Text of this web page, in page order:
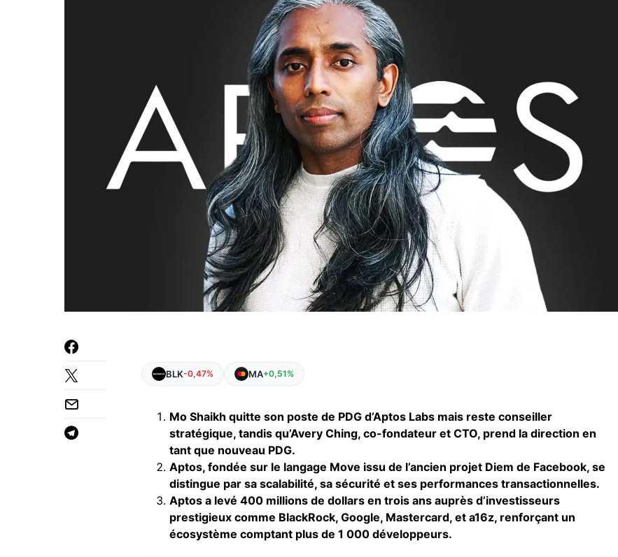
BLK-0,47% MA+0,51%
Mo Shaikh quitte son poste de PDG d’Aptos Labs mais reste conseiller
stratégique, tandis qu’Avery Ching, co-fondateur et CTO, prend la direction en
tant que nouveau PDG.
Aptos, fondée sur le langage Move issu de l’ancien projet Diem de Facebook, se
distingue par sa scalabilité, sa sécurité et ses performances transactionnelles.
Aptos a levé 400 millions de dollars en trois ans auprès d’investisseurs
prestigieux comme BlackRock, Google, Mastercard, et a16z, renforçant un
écosystème comptant plus de 1 000 développeurs.